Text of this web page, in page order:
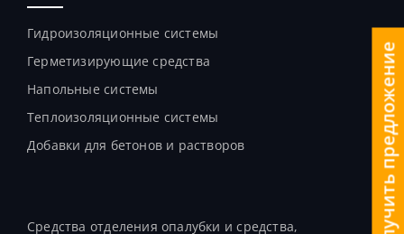
Гидроизоляционные системы
Герметизирующие средства
Напольные системы
Теплоизоляционные системы
Добавки для бетонов и растворов
Средства отделения опалубки и средства,
получить предложение